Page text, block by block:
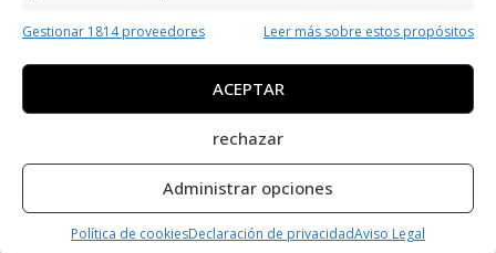
Gestionar 1814 proveedores Leer más sobre estos propósitos
ACEPTAR
rechazar
Administrar opciones
Política de cookiesDeclaración de privacidadAviso Legal
Martes
9:00 a 19:00
9:00 a 19:00
Jueves
9:00 a 19:00
9:00 a 14:00
Cerrado
Domingo
Cerrado